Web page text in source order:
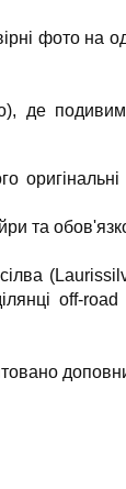
фото на
та
off-road